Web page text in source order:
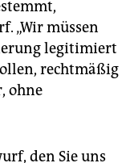
„Wir müssen
legitimiert
rechtmäßig
ohne
den Sie uns